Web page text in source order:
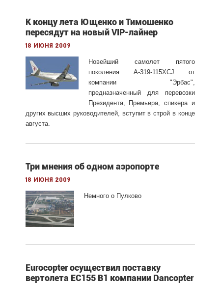
К концу лета Ющенко и Тимошенко
пересядут на новый VIP-лайнер
18 июня 2009
Новейший самолет пятого
поколения А-319-115XCJ от
компании "Эрбас",
предназначенный для перевозки
Президента, Премьера, спикера и
других высших руководителей, вступит в строй в конце
августа.
Три мнения об одном аэропорте
18 июня 2009
Немного о Пулково
Eurocopter осуществил поставку
вертолета EC155 B1 компании Dancopter